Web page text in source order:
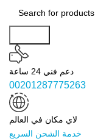
دعم فني 24 ساعة
00201287775263
لاي مكان في العالم
خدمة الشحن السريع